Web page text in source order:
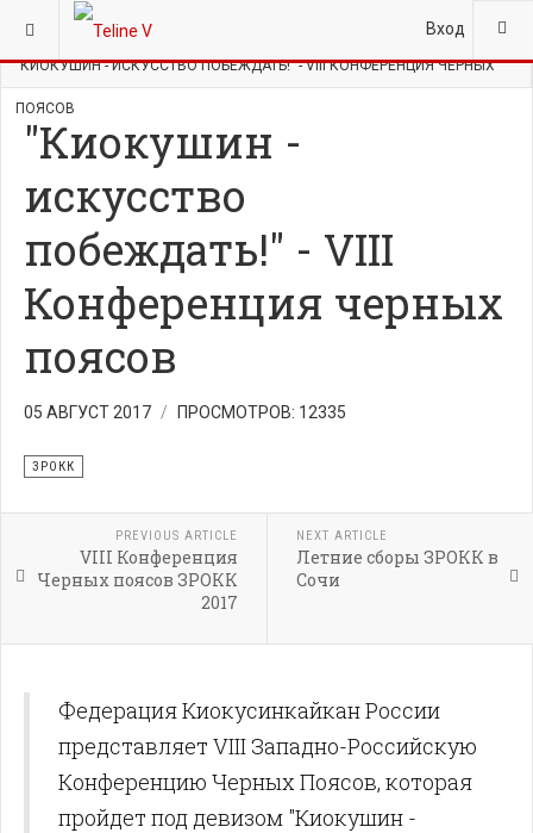
Вход
ВЫ ЗДЕСЬ: ГЛАВНАЯ
"КИОКУШИН - ИСКУССТВО ПОБЕЖДАТЬ!" - VIII КОНФЕРЕНЦИЯ ЧЕРНЫХ
ПОЯСОВ
"Киокушин -
искусство
побеждать!" - VIII
Конференция черных
поясов
05 АВГУСТ 2017 ПРОСМОТРОВ: 12335
ЗРОКК
PREVIOUS ARTICLE
VIII Конференция
Черных поясов ЗРОКК
2017
NEXT ARTICLE
Летние сборы ЗРОКК в
Сочи
Федерация Киокусинкайкан России
представляет VIII Западно-Российскую
Конференцию Черных Поясов, которая
пройдет под девизом "Киокушин -